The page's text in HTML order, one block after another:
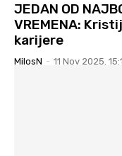
JEDAN OD
VREMENA:
karijere
MilosN - 11 Nov 2025.